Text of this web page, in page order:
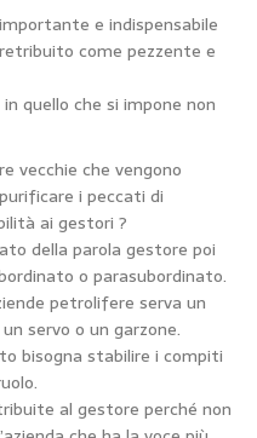
e indispensabile
come pezzente e
quello che si impone non
vecchie che vengono
i peccati di
ai gestori ?
della parola gestore poi
o parasubordinato.
petrolifere serva un
servo o un garzone.
bisogna stabilire i compiti
al gestore perché non